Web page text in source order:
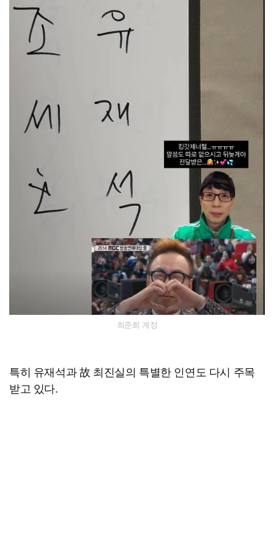
최준희 계정
특히 유재석과 故 최진실의 특별한 인연도 다시 주목
받고 있다.